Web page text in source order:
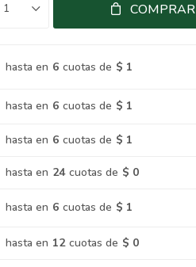
1 COMPRAR
hasta en 6 cuotas de $ 1
hasta en 6 cuotas de $ 1
hasta en 6 cuotas de $ 1
hasta en 24 cuotas de $ 0
hasta en 6 cuotas de $ 1
hasta en 12 cuotas de $ 0